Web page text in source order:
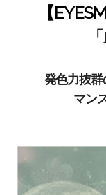
【EYESM
「
発色力抜
マン